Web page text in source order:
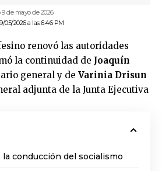
2026 a las 6:46 PM
de mayo de 2026
renovó las autoridades
la continuidad de Joaquín
general y de Varinia Drisun
adjunta de la Junta Ejecutiva
la conducción del socialismo